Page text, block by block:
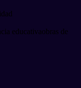
educativaobras de